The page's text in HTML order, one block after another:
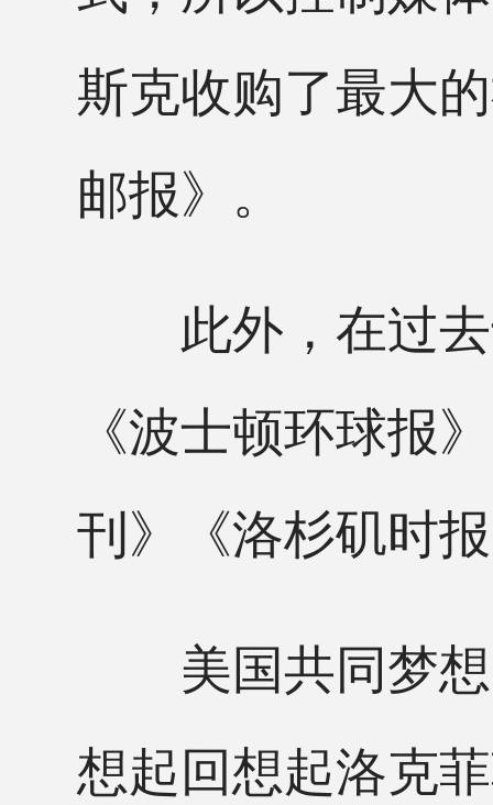
斯克收购了最大
邮报》。
此外，在过去
《波士顿环球报
刊》《洛杉矶时
美国共同梦想
想起回想起洛克